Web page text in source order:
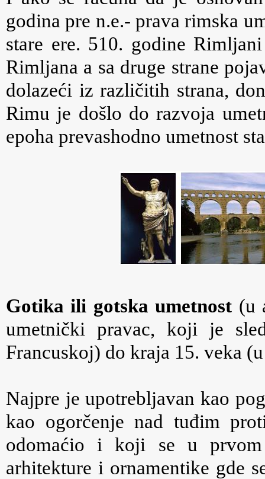
godina pre n.e.- prava rimska
stare ere. 510. godine
Rimljana a sa druge strane
dolazeći iz različitih strana,
Rimu je došlo do razvoja
epoha prevashodno umetnost
Gotika ili gotska umetnost (u
umetnički pravac, koji je
Francuskoj) do kraja 15. veka
Najpre je upotrebljavan kao
kao ogorčenje nad tuđim
odomaćio i koji se u prvom
arhitekture i ornamentike gde